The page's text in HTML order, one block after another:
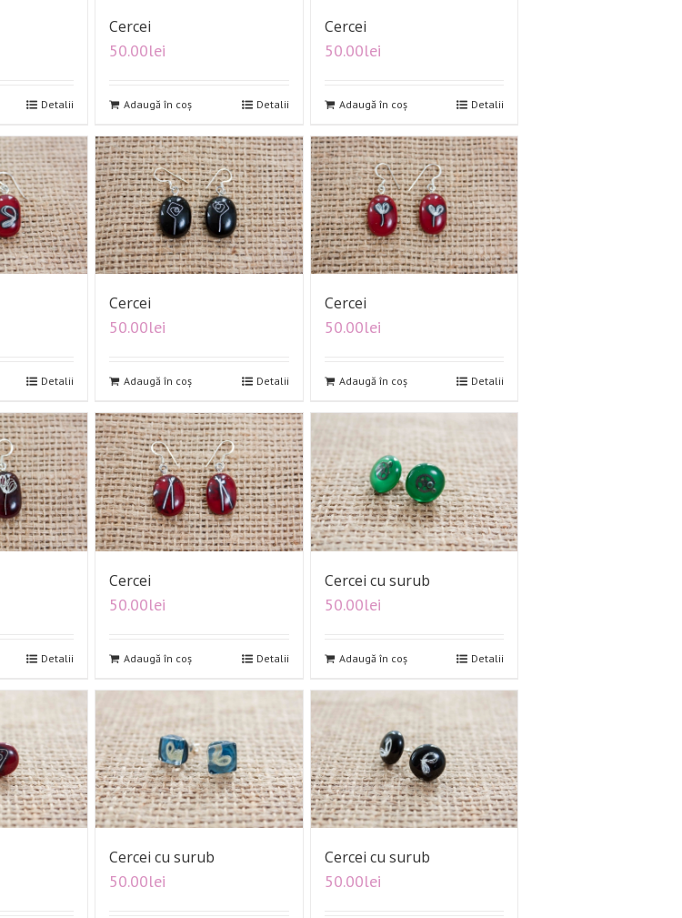
Detalii
Cercei
50.00lei
Adaugă în coș Detalii
Cercei
50.00lei
Adaugă în coș Detalii
Detalii
Cercei
50.00lei
Adaugă în coș Detalii
Cercei
50.00lei
Adaugă în coș Detalii
Detalii
Cercei
50.00lei
Adaugă în coș Detalii
Cercei cu surub
50.00lei
Adaugă în coș Detalii
Cercei cu surub
50.00lei
Cercei cu surub
50.00lei